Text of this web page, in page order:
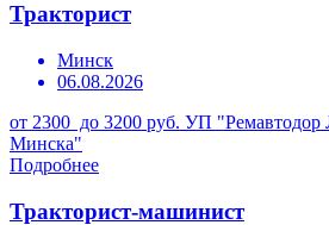
Тракторист
Минск
06.08.2026
от 2300 до 3200 руб. УП "Ремавтодор
Минска"
Подробнее
Тракторист-машинист